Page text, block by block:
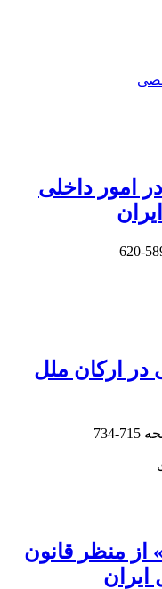
امور داخلی
589-
در ارکان ملل
715-734
از منظر قانون
ایران